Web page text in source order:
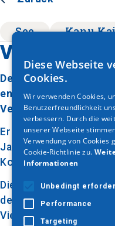
See Kanu
Vegoritida-
Der Vegoritida-See,
entfernt, dominiert die
Vergangenheit
Er ist heute der tiefste
Jahren genießen die
Kommunikation für
Die seltene und
der Besucher in den
Vielzahl von
Diese Webseite
Cookies.
Wir verwenden Cookies,
Benutzerfreundlichkeit
verbessern. Durch die
unserer Webseite
Verwendung von Cookies
Cookie-Richtlinie zu.
Informationen
Unbedingt
Performance
Targeting